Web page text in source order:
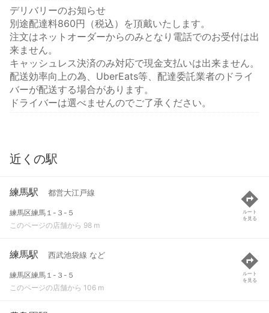
デリバリーのお知らせ
別途配達料860円（税込）を頂戴いたします。
注文はネットオーダーからのみとなり電話でのお受付は出
来ません。
キャッシュレス決済のみ対応で現金支払いは出来ません。
配送効率向上の為、UberEats等、配達委託業者のドライ
バーが配送する場合があります。
ドライバーは選べませんのでご了承ください。
近くの駅
練馬駅 都営大江戸線
練馬区練馬１-３-５
このページの店舗から 98 m
ルート
を見る
練馬駅 西武池袋線 など
練馬区練馬１-３-５
このページの店舗から 106 m
ルート
を見る